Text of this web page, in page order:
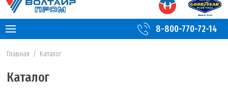
8-800-770-72-14
Главная / Каталог
Каталог